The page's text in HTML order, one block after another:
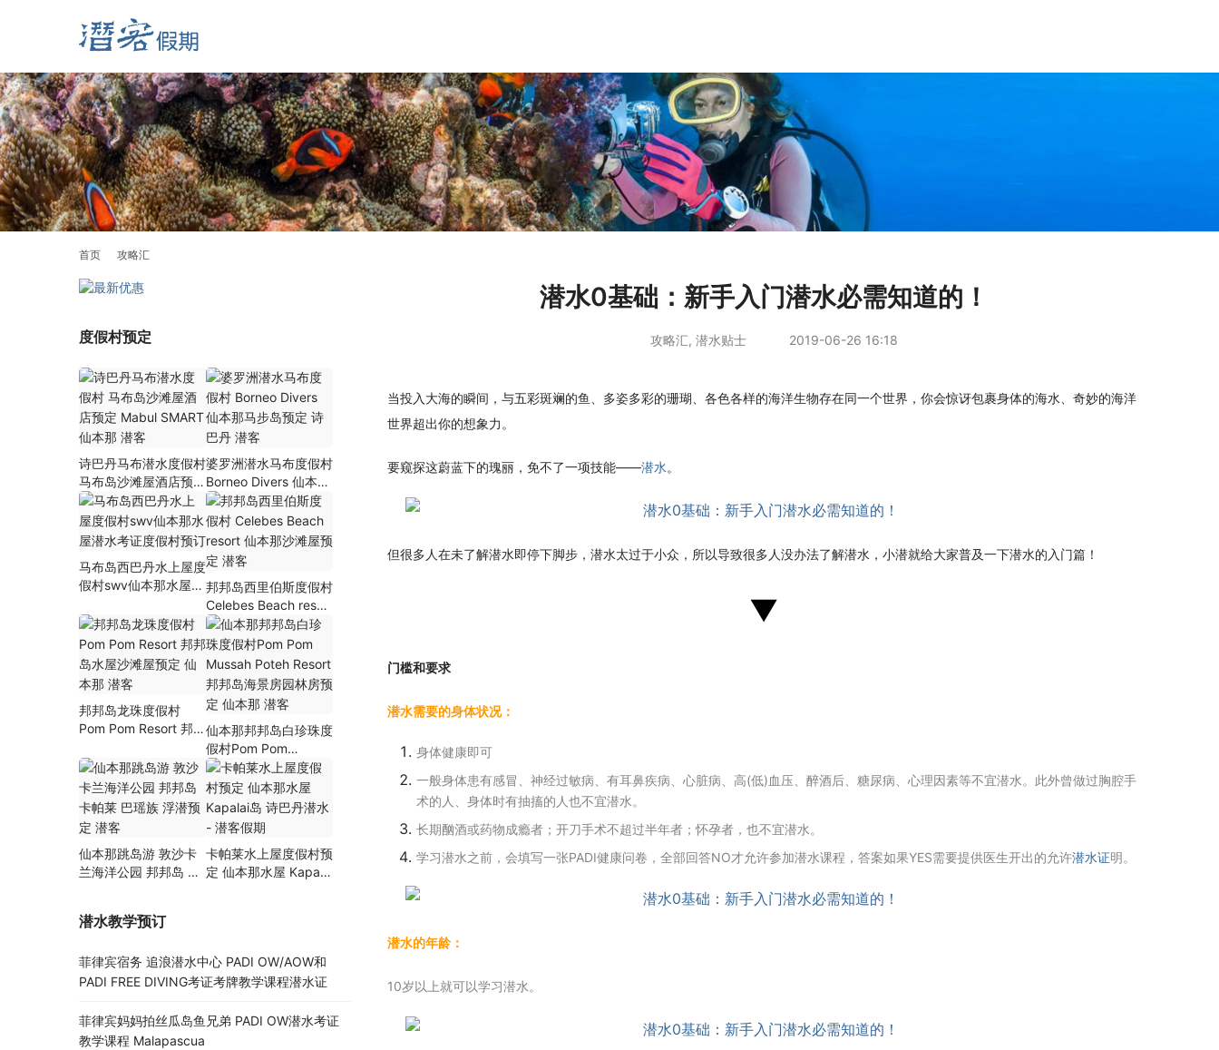
首页 攻略汇
潜水0基础：新手入门潜水必需知道的！
攻略汇, 潜水贴士 2019-06-26 16:18
当投入大海的瞬间，与五彩斑斓的鱼、多姿多彩的珊瑚、各色各样的海洋生物存在同一个世界，你会惊讶包裹身体的海水、奇妙的海洋
世界超出你的想象力。
要窥探这蔚蓝下的瑰丽，免不了一项技能——潜水。
但很多人在未了解潜水即停下脚步，潜水太过于小众，所以导致很多人没办法了解潜水，小潜就给大家普及一下潜水的入门篇！
▼
门槛和要求
潜水需要的身体状况：
身体健康即可
一般身体患有感冒、神经过敏病、有耳鼻疾病、心脏病、高(低)血压、醉酒后、糖尿病、心理因素等不宜潜水。此外曾做过胸腔手
术的人、身体时有抽搐的人也不宜潜水。
长期酗酒或药物成瘾者；开刀手术不超过半年者；怀孕者，也不宜潜水。
学习潜水之前，会填写一张PADI健康问卷，全部回答NO才允许参加潜水课程，答案如果YES需要提供医生开出的允许潜水证明。
潜水的年龄：
10岁以上就可以学习潜水。
度假村预定
诗巴丹马布潜水度假村
马布岛沙滩屋酒店预定
Mabul SMART 仙本那
潜客
婆罗洲潜水马布度假村
Borneo Divers 仙本那
马步岛预定 诗巴丹 潜
客
马布岛西巴丹水上屋度
假村swv仙本那水屋潜 邦邦岛西里伯斯度假村
Celebes Beach resort
仙本那沙滩屋预定 潜
客
邦邦岛龙珠度假村
Pom Pom Resort 邦邦
本那 潜客
仙本那邦邦岛白珍珠度
假村Pom Pom
Mussah Poteh Resort
邦邦岛海景房园林房预
定 仙本那 潜客
仙本那跳岛游 敦沙卡
兰海洋公园 邦邦岛 卡
卡帕莱水上屋度假村预
定 仙本那水屋 Kapalai
潜水教学预订
菲律宾宿务 追浪潜水中心 PADI OW/AOW和
PADI FREE DIVING考证考牌教学课程潜水证
菲律宾妈妈拍丝瓜岛鱼兄弟 PADI OW潜水考证
教学课程 Malapascua